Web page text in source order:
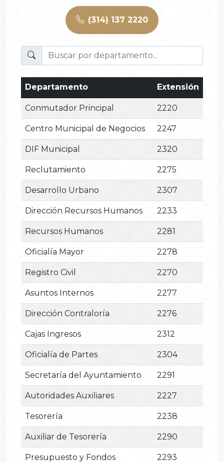
(314) 137 2220
Departamento Extensión
Conmutador Principal 2220
Centro Municipal de Negocios 2247
DIF Municipal 2320
Reclutamiento 2275
Desarrollo Urbano 2307
Dirección Recursos Humanos 2233
Recursos Humanos 2281
Oficialía Mayor 2278
Registro Civil 2270
Asuntos Internos 2277
Dirección Contraloría 2276
Cajas Ingresos 2312
Oficialía de Partes 2304
Secretaría del Ayuntamiento 2291
Autoridades Auxiliares 2227
Tesorería 2238
Auxiliar de Tesorería 2290
Presupuesto y Fondos
2293